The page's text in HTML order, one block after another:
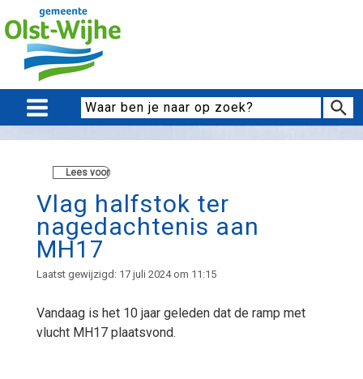
Lees voor
Vlag halfstok ter
nagedachtenis aan
MH17
Laatst gewijzigd: 17 juli 2024 om 11:15
Vandaag is het 10 jaar geleden dat de ramp met
vlucht MH17 plaatsvond.